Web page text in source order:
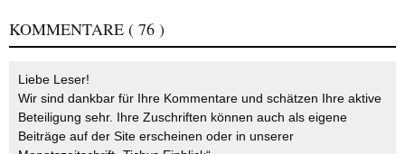
KOMMENTARE ( 76 )
Liebe Leser!
Wir sind dankbar für Ihre Kommentare und schätzen Ihre aktive
Beteiligung sehr. Ihre Zuschriften können auch als eigene
Beiträge auf der Site erscheinen oder in unserer